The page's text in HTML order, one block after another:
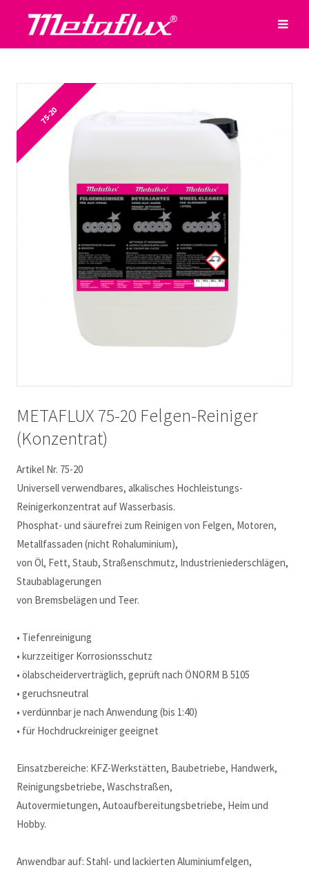
75-20
METAFLUX 75-20 Felgen-Reiniger
(Konzentrat)
Artikel Nr. 75-20
Universell verwendbares, alkalisches Hochleistungs-
Reinigerkonzentrat auf Wasserbasis.
Phosphat- und säurefrei zum Reinigen von Felgen, Motoren,
Metallfassaden (nicht Rohaluminium),
von Öl, Fett, Staub, Straßenschmutz, Industrieniederschlägen,
Staubablagerungen
von Bremsbelägen und Teer.
• Tiefenreinigung
• kurzzeitiger Korrosionsschutz
• ölabscheiderverträglich, geprüft nach ÖNORM B 5105
• geruchsneutral
• verdünnbar je nach Anwendung (bis 1:40)
• für Hochdruckreiniger geeignet
Einsatzbereiche: KFZ-Werkstätten, Baubetriebe, Handwerk,
Reinigungsbetriebe, Waschstraßen,
Autovermietungen, Autoaufbereitungsbetriebe, Heim und
Hobby.
Anwendbar auf: Stahl- und lackierten Aluminiumfelgen,